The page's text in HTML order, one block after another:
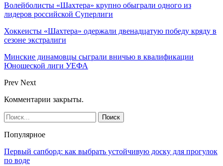
Волейболисты «Шахтера» крупно обыграли одного из
лидеров российской Суперлиги
Хоккеисты «Шахтера» одержали двенадцатую победу кряду в
сезоне экстралиги
Минские динамовцы сыграли вничью в квалификации
Юношеской лиги УЕФА
Prev Next
Комментарии закрыты.
Популярное
Первый сапборд: как выбрать устойчивую доску для прогулок
по воде